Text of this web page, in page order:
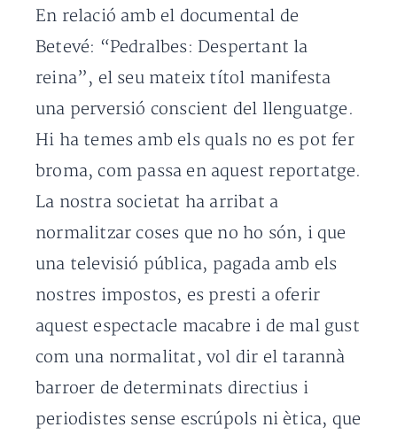
En relació amb el documental de
Betevé: “Pedralbes: Despertant la
reina”, el seu mateix títol manifesta
una perversió conscient del llenguatge.
Hi ha temes amb els quals no es pot fer
broma, com passa en aquest reportatge.
La nostra societat ha arribat a
normalitzar coses que no ho són, i que
una televisió pública, pagada amb els
nostres impostos, es presti a oferir
aquest espectacle macabre i de mal gust
com una normalitat, vol dir el tarannà
barroer de determinats directius i
periodistes sense escrúpols ni ètica, que